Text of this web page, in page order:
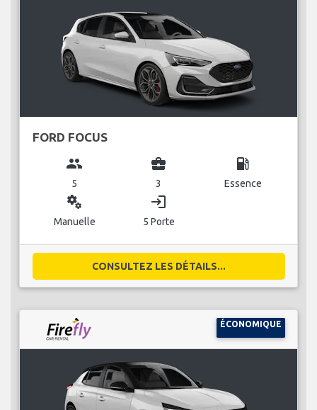
FORD FOCUS
group
5
business_center
3
local_gas_station
Essence
miscellaneous_services
Manuelle
login
5 Porte
CONSULTEZ LES DÉTAILS...
ÉCONOMIQUE